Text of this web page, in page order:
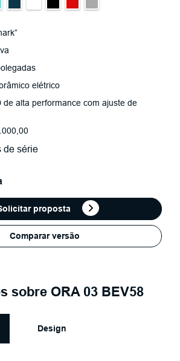
elétrico
de alta performance com ajuste de
de série
proposta
Comparar versão
sobre ORA 03 BEV58
Design